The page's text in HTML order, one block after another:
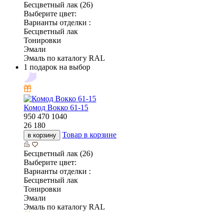
Бесцветный лак (26)
Выберите цвет:
Варианты отделки :
Бесцветный лак
Тонировки
Эмали
Эмаль по каталогу RAL
1 подарок на выбор
Комод Вокко 61-15
950 470 1040
26 180
в корзину Товар в корзине
Бесцветный лак (26)
Выберите цвет:
Варианты отделки :
Бесцветный лак
Тонировки
Эмали
Эмаль по каталогу RAL